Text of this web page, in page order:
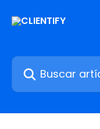
Buscar artículos...